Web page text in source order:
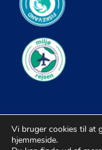
Vi bruger cookies til at
hjemmeside.